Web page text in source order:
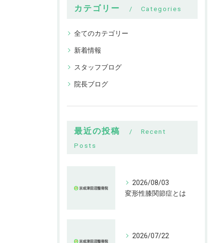
カテゴリー Categories
全てのカテゴリー
新着情報
スタッフブログ
院長ブログ
最近の投稿
Recent
Posts
2026/08/03
変形性膝関節症とは
2026/07/22